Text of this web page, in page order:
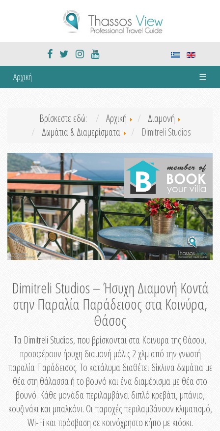
Αρχική ☰
Βρίσκεστε εδώ: Αρχική
Διαμονή
Δωμάτια & Διαμερίσματα
Dimitreli Studios
Dimitreli Studios – Ήσυχη Διαμονή Κοντά
στην Παραλία Παράδεισος στα Κοινύρα,
Θάσος
Τα Dimitreli Studios, που βρίσκονται στα Κοινυρα της Θάσου,
προσφέρουν ήσυχη διαμονή μόλις 2 χλμ από την γνωστή
παραλία Παράδεισος. Το κατάλυμα διαθέτει δίκλινα δωμάτια με
θέα στη θάλασσα ή το βουνό και ένα διαμέρισμα με θέα στο
βουνό. Κάθε μονάδα περιλαμβάνει διπλό κρεβάτι, μπάνιο,
κουζινάκι και μπαλκόνι. Οι παροχές περιλαμβάνουν κλιματισμό,
Wi-Fi και πρόσβαση σε κοινόχρηστο κήπο με κιόσκι.